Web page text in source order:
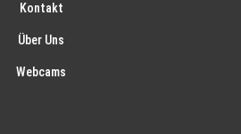
Kontakt
Über Uns
Webcams